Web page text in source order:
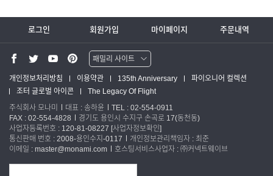
로그인 회원가입 마이페이지 주문내역
패밀리 사이트
워터맨 쇼핑몰
파카 글로벌
개인정보처리방침 이용약관 135th Anniversary
파이오니어 컬렉션
조터 글로벌 아이콘
The Legacy Of Flight
주식회사 모나미
대표 : 송하윤
TEL : 02-554-0911
FAX : 02-554-4828
경기도 용인시 수지구 손곡로 17(동천동)
사업자등록번호 : 120-81-08227 [사업자정보확인]
통신판매 번호 : 2008-용인수지-0117
개인정보관리책임자 : 최준
이메일 : master@monami.com
호스팅서비스사업자 : ㈜커넥트웨이브